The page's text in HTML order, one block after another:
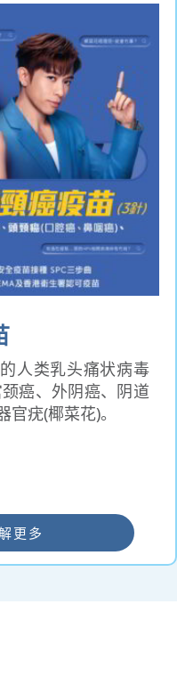
人类乳头痛状病毒
癌、外阴癌、阴道
疣(椰菜花)。
更多